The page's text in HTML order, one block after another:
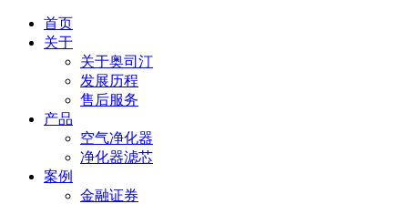
首页
关于
关于奥司汀
发展历程
售后服务
产品
空气净化器
净化器滤芯
案例
金融证券